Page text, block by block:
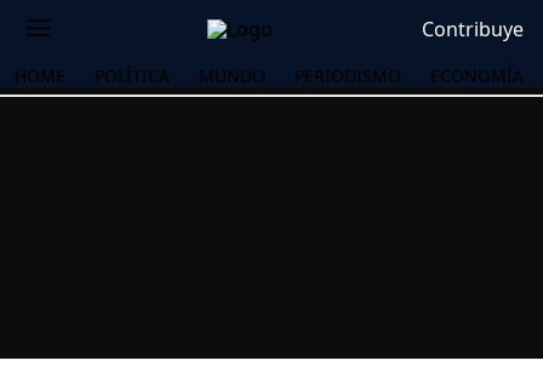
Contribuye
HOME POLÍTICA MUNDO PERIODISMO ECONOMÍA